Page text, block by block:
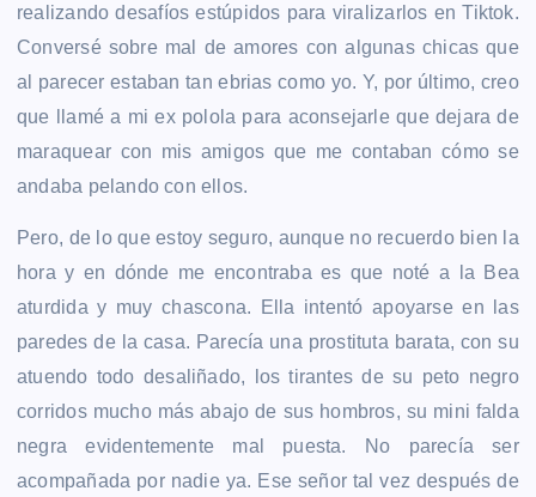
realizando desafíos estúpidos para viralizarlos en Tiktok.
Conversé sobre mal de amores con algunas chicas que
al parecer estaban tan ebrias como yo. Y, por último, creo
que llamé a mi ex polola para aconsejarle que dejara de
maraquear con mis amigos que me contaban cómo se
andaba pelando con ellos.
Pero, de lo que estoy seguro, aunque no recuerdo bien la
hora y en dónde me encontraba es que noté a la Bea
aturdida y muy chascona. Ella intentó apoyarse en las
paredes de la casa. Parecía una prostituta barata, con su
atuendo todo desaliñado, los tirantes de su peto negro
corridos mucho más abajo de sus hombros, su mini falda
negra evidentemente mal puesta. No parecía ser
acompañada por nadie ya. Ese señor tal vez después de